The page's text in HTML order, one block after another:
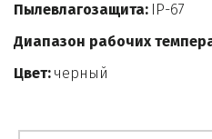
Пылевлагозащита: IP-67
Диапазон рабочих
Цвет: черный